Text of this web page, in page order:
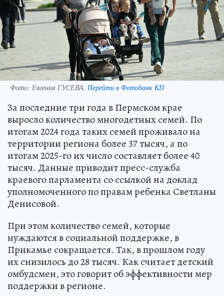
Фото: Евгения ГУСЕВА. Перейти в Фотобанк КП
За последние три года в Пермском крае
выросло количество многодетных семей. По
итогам 2024 года таких семей проживало на
территории региона более 37 тысяч, а по
итогам 2025-го их число составляет более 40
тысяч. Данные приводит пресс-служба
краевого парламента со ссылкой на доклад
уполномоченного по правам ребенка Светланы
Денисовой.
При этом количество семей, которые
нуждаются в социальной поддержке, в
Прикамье сокращается. Так, в прошлом году
их снизилось до 28 тысяч. Как считает детский
омбудсмен, это говорит об эффективности мер
поддержки в регионе.